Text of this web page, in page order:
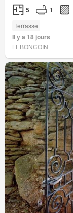
5 1
Terrasse
Il y a 18 jours
LEBONCOIN